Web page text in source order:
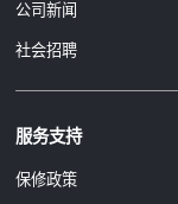
公司新闻
社会招聘
服务支持
保修政策